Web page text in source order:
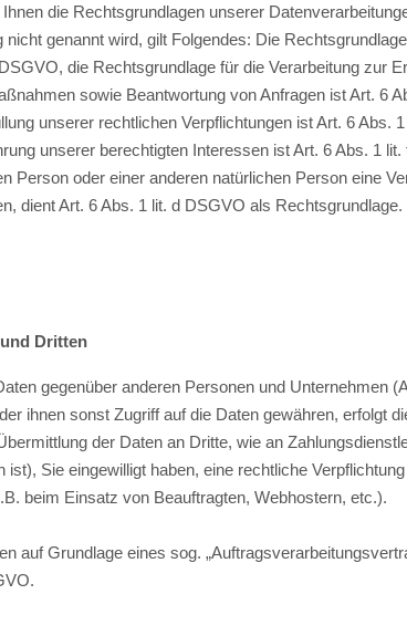
die Rechtsgrundlagen unserer
genannt wird, gilt Folgendes: Die
die Rechtsgrundlage für die Verarbeitung zur
sowie Beantwortung von Anfragen ist Art. 6
unserer rechtlichen Verpflichtungen ist Art. 6 Abs.
unserer berechtigten Interessen ist Art. 6 Abs. 1
Person oder einer anderen natürlichen Person eine
dient Art. 6 Abs. 1 lit. d DSGVO als Rechtsgrundlage.
Dritten
gegenüber anderen Personen und Unternehmen
ihnen sonst Zugriff auf die Daten gewähren, erfolgt
der Daten an Dritte, wie an
Sie eingewilligt haben, eine rechtliche
beim Einsatz von Beauftragten, Webhostern, etc.).
auf Grundlage eines sog.